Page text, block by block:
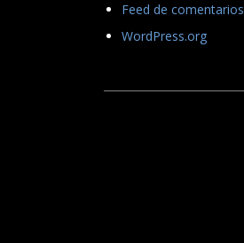
Feed de comentarios
WordPress.org